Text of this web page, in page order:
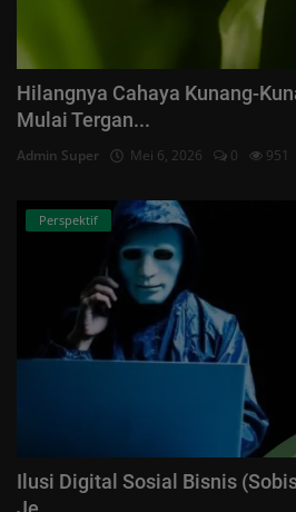
Hilangnya Cahaya Kunang-
Mulai Tergan...
Admin Super Mei 6, 2026 0 951
Perspektif
Ilusi Digital Sosial Bisnis